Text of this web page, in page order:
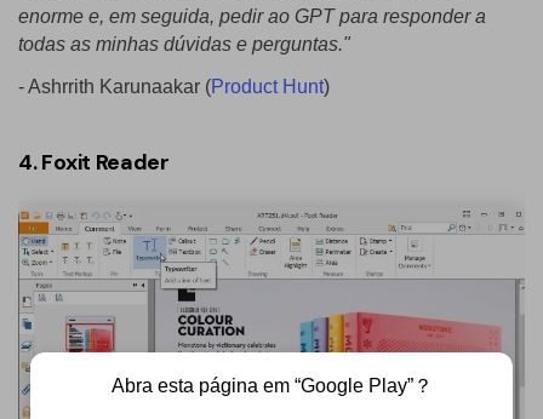
enorme e, em seguida, pedir ao GPT para responder a
todas as minhas dúvidas e perguntas."
- Ashrrith Karunaakar (Product Hunt)
4. Foxit Reader
Abra esta página em “Google Play”？